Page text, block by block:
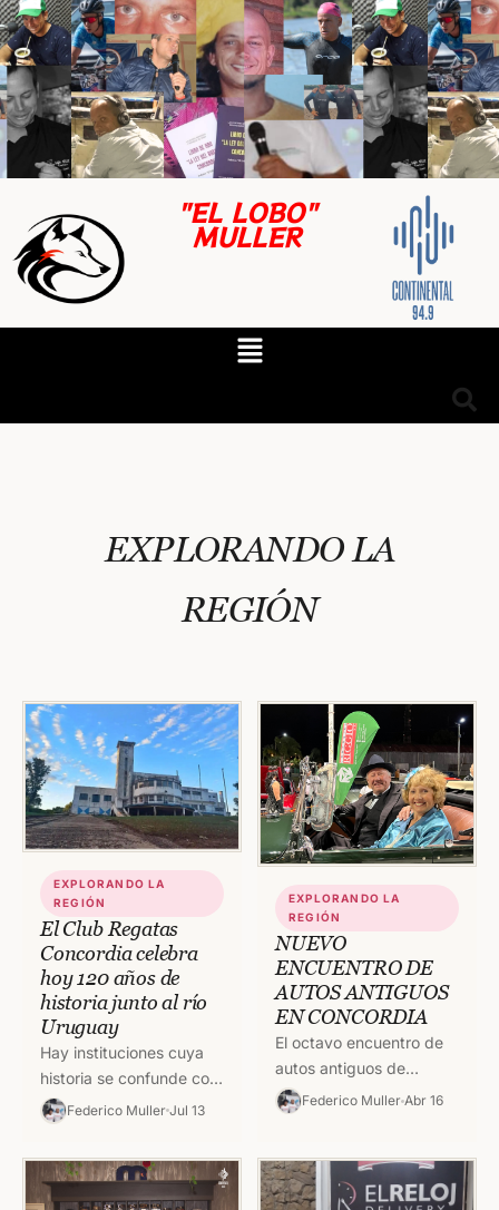
"EL LOBO"
MULLER
EXPLORANDO LA
REGIÓN
EXPLORANDO LA
REGIÓN
El Club Regatas
Concordia celebra
hoy 120 años de
historia junto al río
Uruguay
Hay instituciones cuya
historia se confunde con
la de una ciudad. El Club
una de ellas. Hoy,…
Federico Muller Jul 13
EXPLORANDO LA
REGIÓN
NUEVO
ENCUENTRO DE
AUTOS ANTIGUOS
EN CONCORDIA
El octavo encuentro de
autos antiguos de
Concordia ya se viene
con todo el fin de
Federico Muller Abr 16